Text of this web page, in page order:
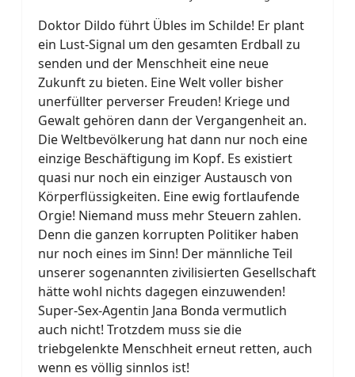
Doktor Dildo führt Übles im Schilde! Er plant
ein Lust-Signal um den gesamten Erdball zu
senden und der Menschheit eine neue
Zukunft zu bieten. Eine Welt voller bisher
unerfüllter perverser Freuden! Kriege und
Gewalt gehören dann der Vergangenheit an.
Die Weltbevölkerung hat dann nur noch eine
einzige Beschäftigung im Kopf. Es existiert
quasi nur noch ein einziger Austausch von
Körperflüssigkeiten. Eine ewig fortlaufende
Orgie! Niemand muss mehr Steuern zahlen.
Denn die ganzen korrupten Politiker haben
nur noch eines im Sinn! Der männliche Teil
unserer sogenannten zivilisierten Gesellschaft
hätte wohl nichts dagegen einzuwenden!
Super-Sex-Agentin Jana Bonda vermutlich
auch nicht! Trotzdem muss sie die
triebgelenkte Menschheit erneut retten, auch
wenn es völlig sinnlos ist!